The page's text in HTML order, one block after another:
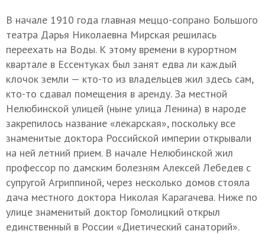
В начале 1910 года главная меццо-сопрано Большого
театра Дарья Николаевна Мирская решилась
переехать на Воды. К этому времени в курортном
квартале в Ессентуках был занят едва ли каждый
клочок земли — кто-то из владельцев жил здесь сам,
кто-то сдавал помещения в аренду. За местной
Нелюбинской улицей (ныне улица Ленина) в народе
закрепилось название «лекарская», поскольку все
знаменитые доктора Российской империи открывали
на ней летний прием. В начале Нелюбинской жил
профессор по дамским болезням Алексей Лебедев с
супругой Агриппиной, через несколько домов стояла
дача местного доктора Николая Карагачева. Ниже по
улице знаменитый доктор Гомолицкий открыл
единственный в России «Диетический санаторий».